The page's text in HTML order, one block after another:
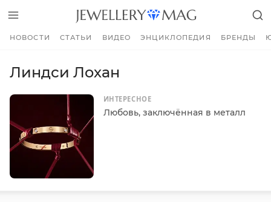
НОВОСТИ СТАТЬИ ВИДЕО ЭНЦИКЛОПЕДИЯ БРЕНДЫ
Линдси Лохан
ИНТЕРЕСНОЕ
Любовь, заключённая в металл